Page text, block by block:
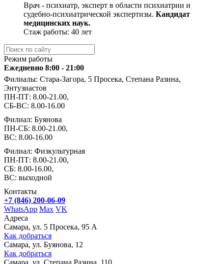
Врач - психиатр, эксперт в области психиатрии и
судебно-психиатрической экспертизы. Кандидат
медицинских наук.
Стаж работы: 40 лет
Режим работы
Ежедневно 8:00 - 21:00
Филиалы: Стара-Загора, 5 Просека, Степана Разина,
Энтузиастов
ПН-ПТ: 8.00-21.00,
СБ-ВС: 8.00-16.00
Филиал: Буянова
ПН-СБ: 8.00-21.00,
ВС: 8.00-16.00
Филиал: Физкультурная
ПН-ПТ: 8.00-21.00,
СБ: 8.00-16.00,
ВС: выходной
Контакты
+7 (846) 200-06-09
WhatsApp Max VK
Адреса
Самара, ул. 5 Просека, 95 А
Как добраться
Самара, ул. Буянова, 12
Как добраться
Самара, ул. Степана Разина, 110